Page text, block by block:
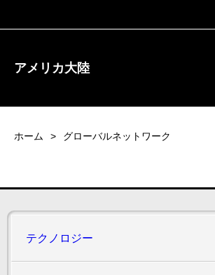
アメリカ大陸
ホーム グローバルネットワーク
テクノロジー